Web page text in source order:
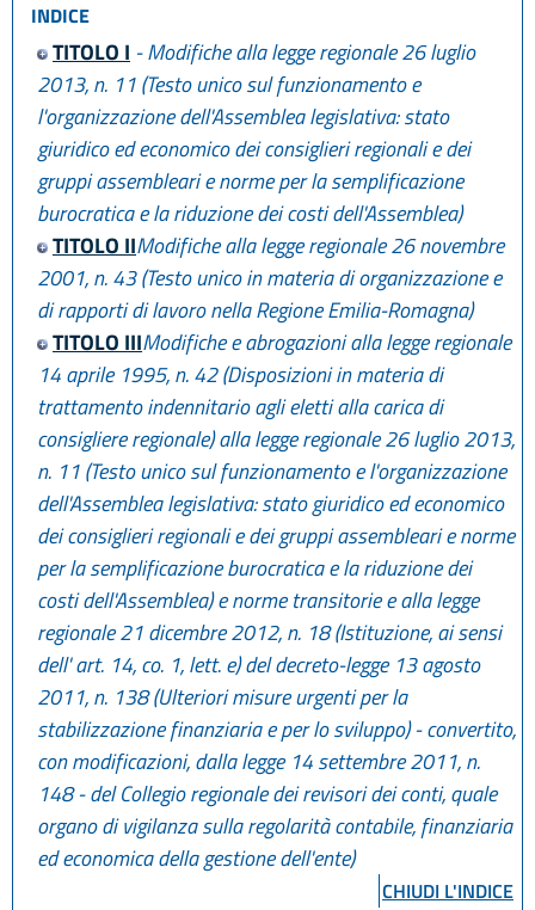
INDICE
TITOLO I - Modifiche alla legge regionale 26 luglio
2013, n. 11 (Testo unico sul funzionamento e
l'organizzazione dell'Assemblea legislativa: stato
giuridico ed economico dei consiglieri regionali e dei
gruppi assembleari e norme per la semplificazione
burocratica e la riduzione dei costi dell'Assemblea)
TITOLO IIModifiche alla legge regionale 26 novembre
2001, n. 43 (Testo unico in materia di organizzazione e
di rapporti di lavoro nella Regione Emilia-Romagna)
TITOLO IIIModifiche e abrogazioni alla legge regionale
14 aprile 1995, n. 42 (Disposizioni in materia di
trattamento indennitario agli eletti alla carica di
consigliere regionale) alla legge regionale 26 luglio 2013,
n. 11 (Testo unico sul funzionamento e l'organizzazione
dell'Assemblea legislativa: stato giuridico ed economico
dei consiglieri regionali e dei gruppi assembleari e norme
per la semplificazione burocratica e la riduzione dei
costi dell'Assemblea) e norme transitorie e alla legge
regionale 21 dicembre 2012, n. 18 (Istituzione, ai sensi
dell' art. 14, co. 1, lett. e) del decreto-legge 13 agosto
2011, n. 138 (Ulteriori misure urgenti per la
stabilizzazione finanziaria e per lo sviluppo) - convertito,
con modificazioni, dalla legge 14 settembre 2011, n.
148 - del Collegio regionale dei revisori dei conti, quale
organo di vigilanza sulla regolarità contabile, finanziaria
ed economica della gestione dell'ente)
CHIUDI L'INDICE